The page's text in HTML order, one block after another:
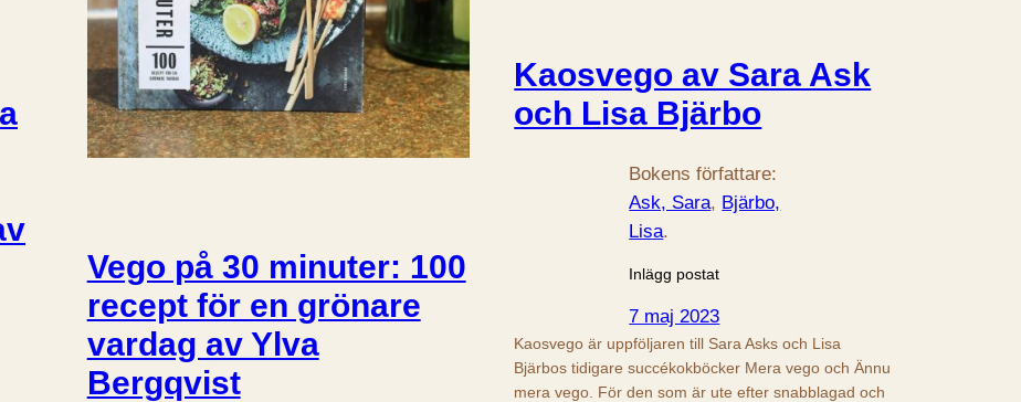
Vego på 30 minuter: 100
recept för en grönare
vardag av Ylva
Bergqvist
Kaosvego av Sara Ask
och Lisa Bjärbo
Bokens författare:
Ask, Sara, Bjärbo,
Lisa.
Inlägg postat
7 maj 2023
Kaosvego är uppföljaren till Sara Asks och Lisa
Bjärbos tidigare succékokböcker Mera vego och Ännu
mera vego. För den som är ute efter snabblagad och